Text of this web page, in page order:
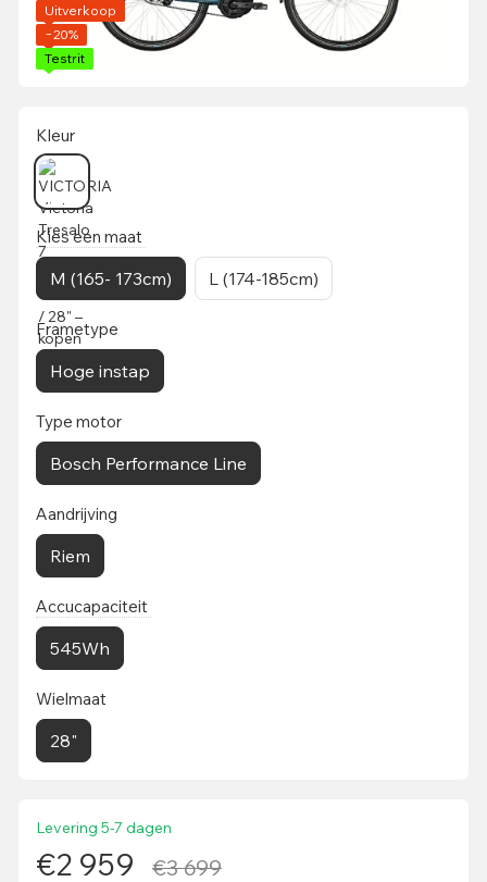
Uitverkoop
−20%
Testrit
Kleur
Kies een maat
M (165- 173cm) L (174-185cm)
Frametype
Hoge instap
Type motor
Bosch Performance Line
Aandrijving
Riem
Accucapaciteit
545Wh
Wielmaat
28"
Levering 5-7 dagen
€2 959 €3 699